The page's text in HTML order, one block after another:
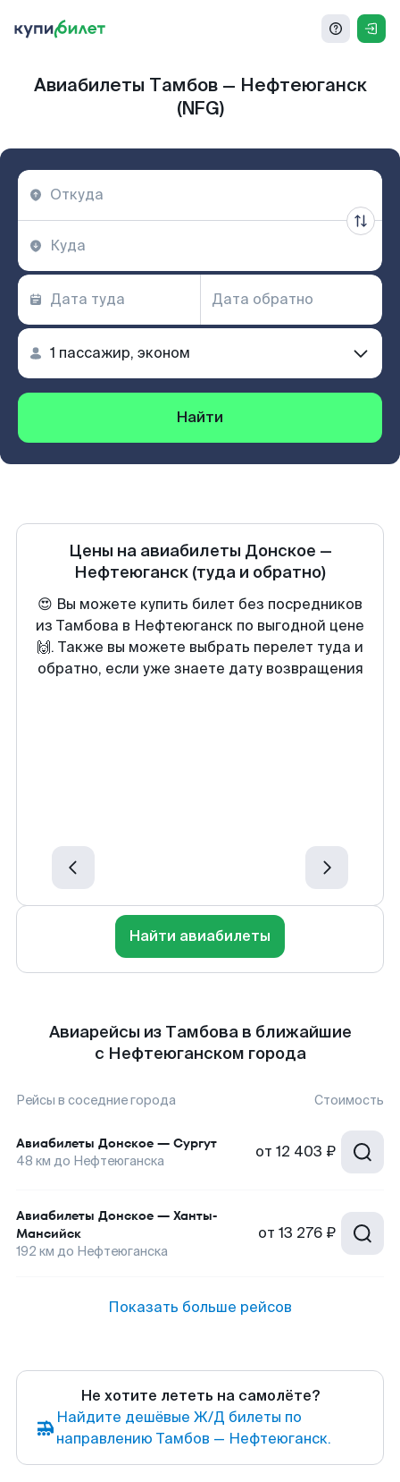
Авиабилеты Тамбов — Нефтеюганск
(NFG)
Найти
Цены на авиабилеты Донское —
Нефтеюганск (туда и обратно)
😍 Вы можете купить билет без посредников
из Тамбова в Нефтеюганск по выгодной цене
🙌. Также вы можете выбрать перелет туда и
обратно, если уже знаете дату возвращения
Найти авиабилеты
Авиарейсы из Тамбова в ближайшие
с Нефтеюганском города
Рейсы в соседние города Стоимость
Авиабилеты Донское — Сургут
48 км до Нефтеюганска от 12 403 ₽
Авиабилеты Донское — Ханты-
Мансийск
192 км до Нефтеюганска
от 13 276 ₽
Показать больше рейсов
Не хотите лететь на самолёте?
Найдите дешёвые Ж/Д билеты по
направлению Тамбов — Нефтеюганск.